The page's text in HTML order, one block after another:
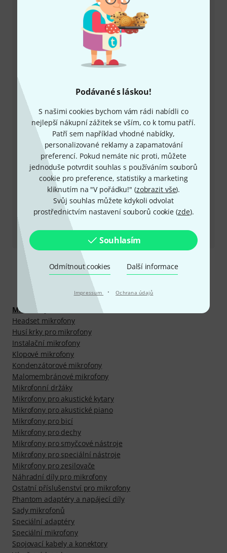
Podávané s láskou!
S našimi cookies bychom vám rádi nabídli co
nejlepší nákupní zážitek se vším, co k tomu patří.
Patří sem například vhodné nabídky,
personalizované reklamy a zapamatování
preferencí. Pokud nemáte nic proti, můžete
jednoduše potvrdit souhlas s používáním souborů
cookie pro preference, statistiky a marketing
kliknutím na "V pořádku!" (zobrazit vše).
Svůj souhlas můžete kdykoli odvolat
prostřednictvím nastavení souborů cookie (zde).
Souhlasím
Odmítnout cookies Další informace
Impressum · Ochrana údajů
+49-9546-9223-649
Máte-li jakýkoli dotaz nebo problém, kolegové ze
zákaznického centra jsou vždy připraveni pomoci
Mějte připraveno zákaznické číslo
Provozní doba (CEST - Středoevropský
letní čas)
Zařídit zpětné volání
Více možností kontaktu
Vrátit produkt
Všechny kontakty
Objevte víc
Mikrofony
Headset mikrofony
Husí krky pro mikrofony
Instalační mikrofony
Klopové mikrofony
Kondenzátorové mikrofony
Malomembránové mikrofony
Mikrofonní držáky
Mikrofony pro akustické kytary
Mikrofony pro akustické piano
Mikrofony pro bicí
Mikrofony pro dechy
Mikrofony pro smyčcové nástroje
Mikrofony pro speciální nástroje
Mikrofony pro zesilovače
Náhradní díly pro mikrofony
Ostatní příslušenství pro mikrofony
Phantom adaptéry a napájecí díly
Sady mikrofonů
Speciální adaptéry
Speciální mikrofony
Spojovací kabely a konektory